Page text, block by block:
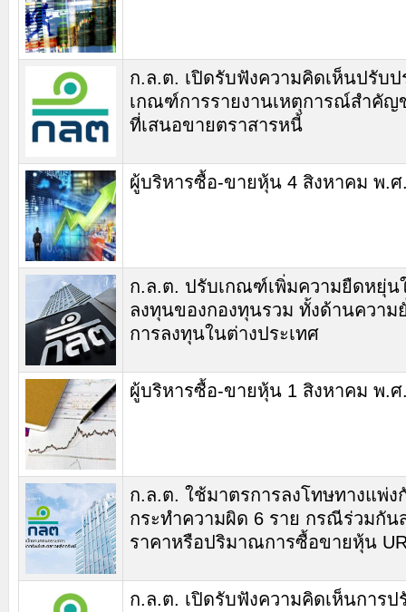
ก.ล.ต. เปิดรับฟังความคิดเห็นปรับป
เกณฑ์การรายงานเหตุการณ์สำคัญ
ที่เสนอขายตราสารหนี้
ผู้บริหารซื้อ-ขายหุ้น 4 สิงหาคม พ.ศ
ก.ล.ต. ปรับเกณฑ์เพิ่มความยืดหยุ่น
ลงทุนของกองทุนรวม ทั้งด้านความ
การลงทุนในต่างประเทศ
ผู้บริหารซื้อ-ขายหุ้น 1 สิงหาคม พ.ศ
ก.ล.ต. ใช้มาตรการลงโทษทางแพ่ง
กระทำความผิด 6 ราย กรณีร่วมกัน
ราคาหรือปริมาณการซื้อขายหุ้น
ก.ล.ต. เปิดรับฟังความคิดเห็นการป